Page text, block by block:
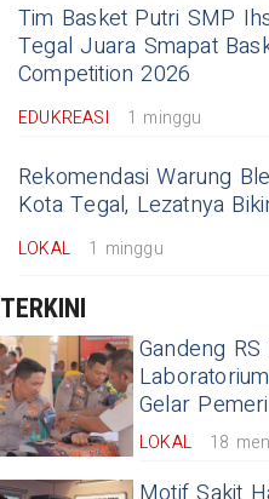
Tim Basket Putri SMP
Tegal Juara Smapat
Competition 2026
EDUKREASI 1 minggu
Rekomendasi Warung
Kota Tegal, Lezatnya
LOKAL 1 minggu
TERKINI
Gandeng
Gelar
LOKAL 18